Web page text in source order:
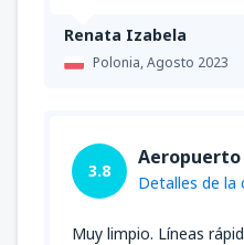
Renata Izabela
Polonia,Agosto 2023
3.8
Detalles de la
Muy limpio. Líneas